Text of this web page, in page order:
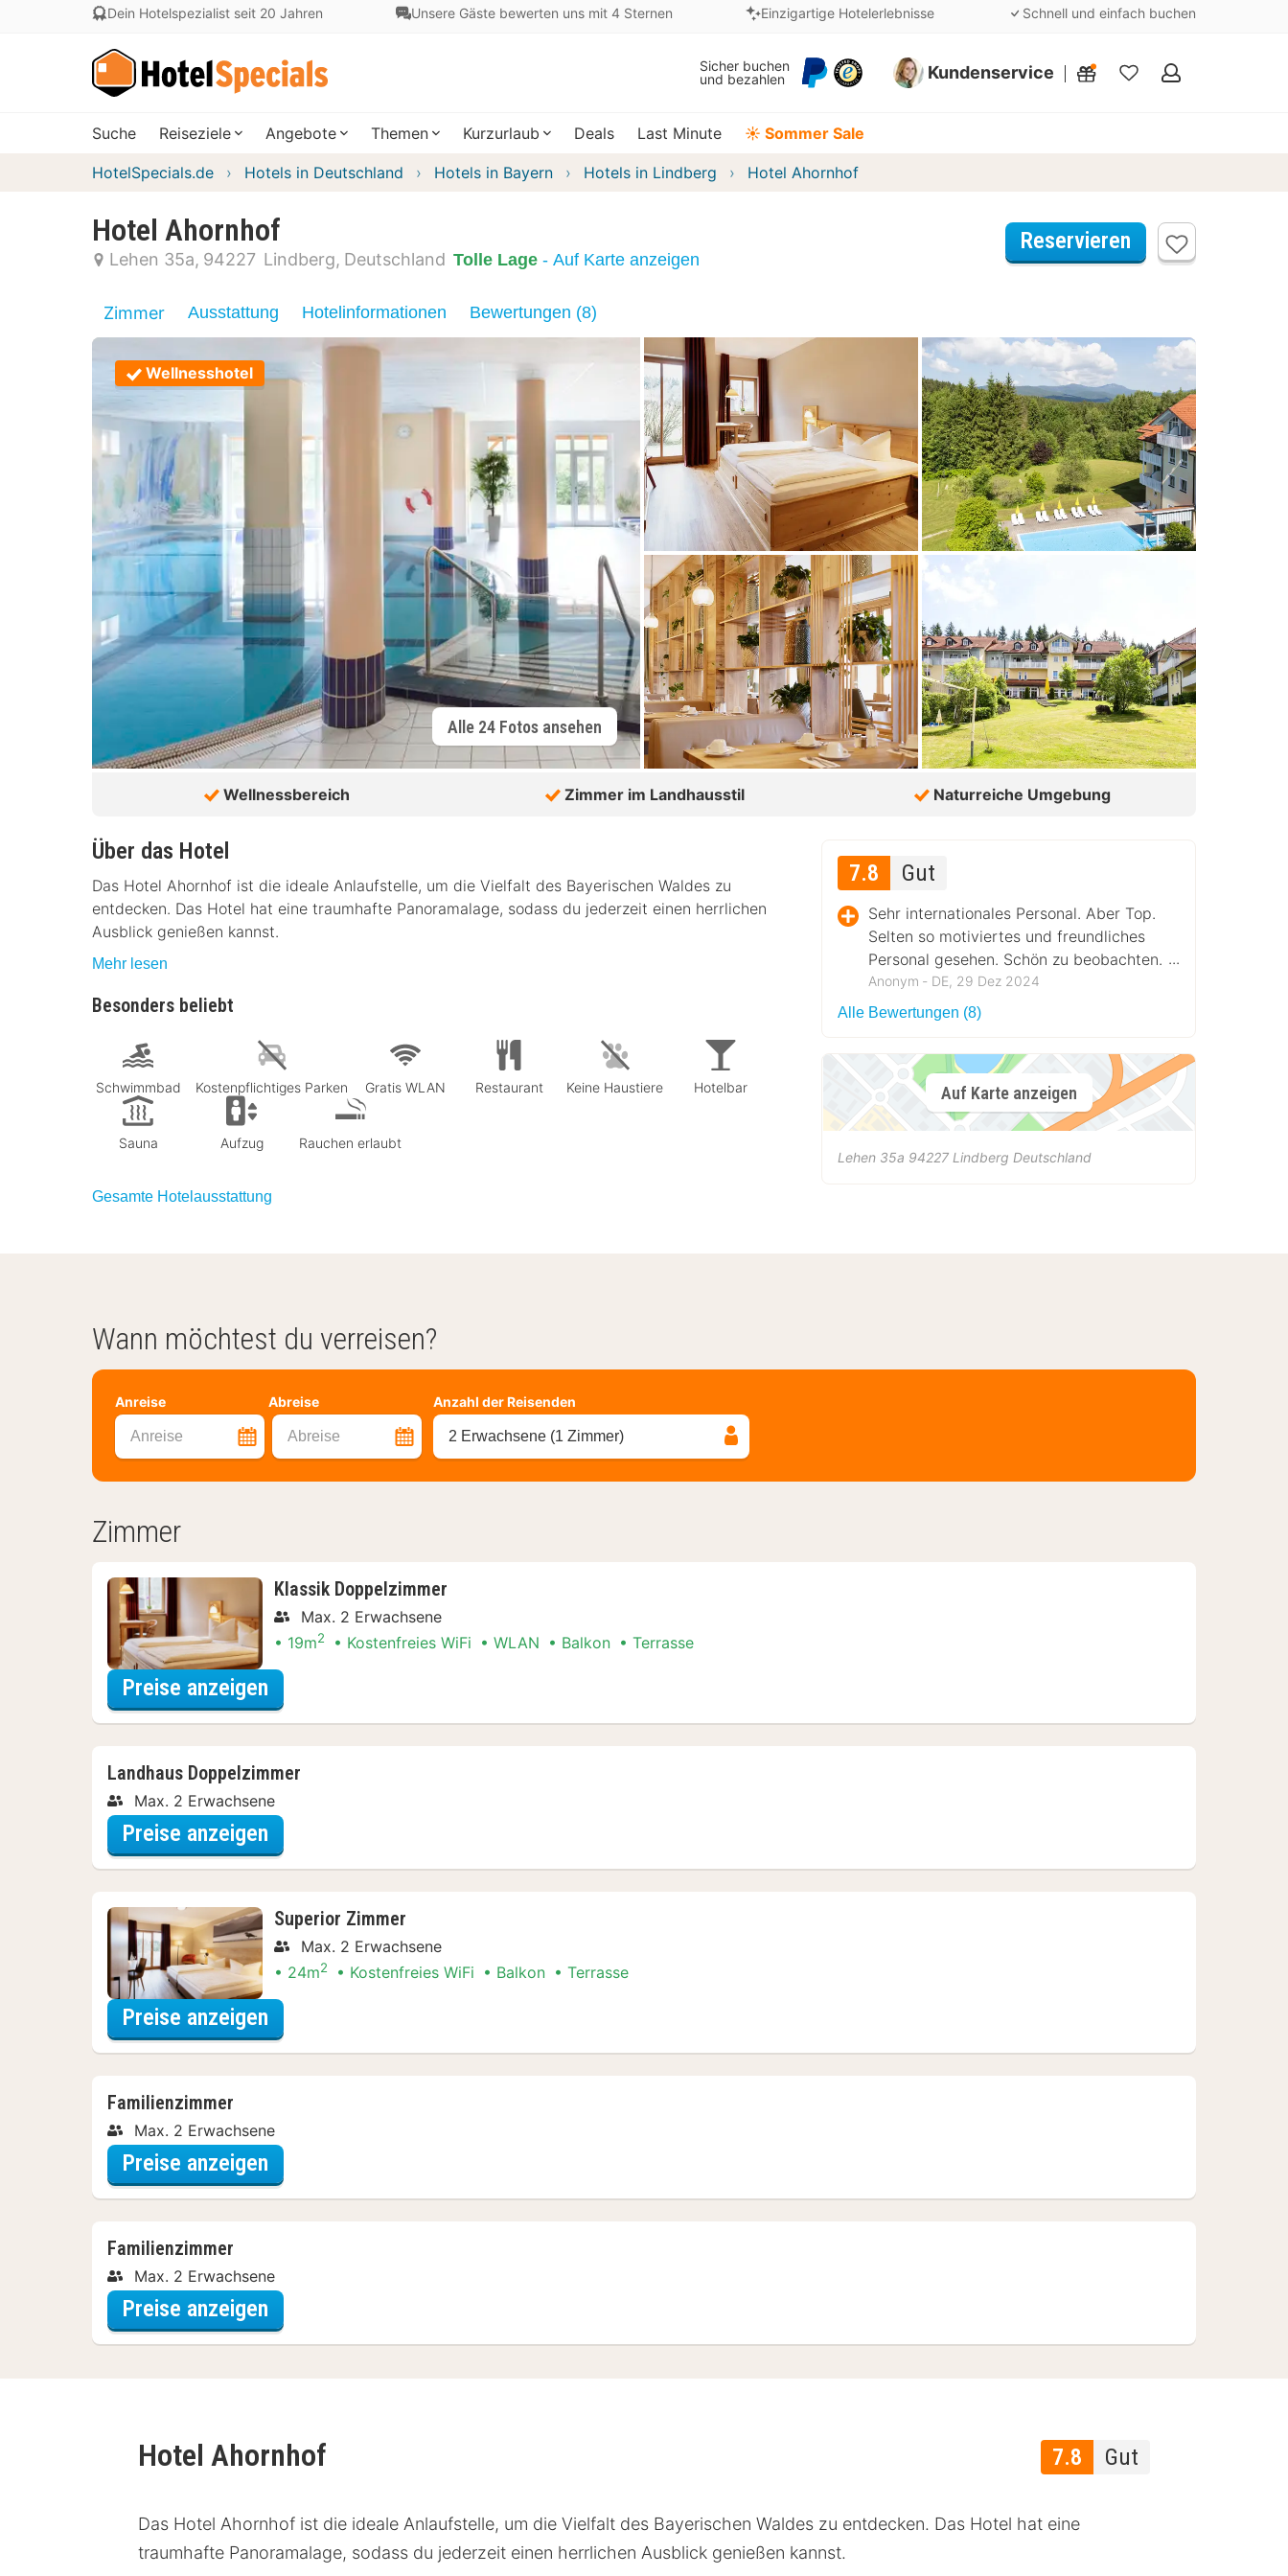
Dein Hotelspezialist seit 20 Jahren Unsere Gäste bewerten uns mit 4 Sternen Einzigartige Hotelerlebnisse Schnell und einfach buchen
Sicher buchen
und bezahlen
Kundenservice
Meine
Suche Reiseziele Angebote Themen Kurzurlaub Deals Last Minute ☀️ Sommer Sale
HotelSpecials.de Hotels in Deutschland Hotels in Bayern Hotels in Lindberg Hotel Ahornhof
Hotel Ahornhof
Lehen 35a 94227 Lindberg Deutschland Tolle Lage - Auf Karte anzeigen
Reservieren
Zimmer Ausstattung Hotelinformationen Bewertungen (8)
Wellnesshotel
Alle 24 Fotos ansehen
Wellnessbereich Zimmer im Landhausstil Naturreiche Umgebung
Über das Hotel
Das Hotel Ahornhof ist die ideale Anlaufstelle, um die Vielfalt des Bayerischen Waldes zu
entdecken. Das Hotel hat eine traumhafte Panoramalage, sodass du jederzeit einen herrlichen
Ausblick genießen kannst.
Mehr lesen
Besonders beliebt
Schwimmbad Kostenpflichtiges Parken Gratis WLAN Restaurant Keine Haustiere Hotelbar
Sauna Aufzug Rauchen erlaubt
Gesamte Hotelausstattung
7.8 Gut
Sehr internationales Personal. Aber Top.
Selten so motiviertes und freundliches
Personal gesehen. Schön zu beobachten.
Weiter so
Anonym ‐ DE, 29 Dez 2024
Alle Bewertungen (8)
Auf Karte anzeigen
Lehen 35a 94227 Lindberg Deutschland
Wann möchtest du verreisen?
Anreise Abreise
Anreise Abreise
Anzahl der Reisenden
2 Erwachsene (1 Zimmer)
Zimmer
Klassik Doppelzimmer
Max. 2 Erwachsene
19m2 Kostenfreies WiFi WLAN Balkon Terrasse
Preise anzeigen
Landhaus Doppelzimmer
Max. 2 Erwachsene
Preise anzeigen
Superior Zimmer
Max. 2 Erwachsene
24m2 Kostenfreies WiFi Balkon Terrasse
Preise anzeigen
Familienzimmer
Max. 2 Erwachsene
Preise anzeigen
Familienzimmer
Max. 2 Erwachsene
Preise anzeigen
7.8 Gut
Hotel Ahornhof
Das Hotel Ahornhof ist die ideale Anlaufstelle, um die Vielfalt des Bayerischen Waldes zu entdecken. Das Hotel hat eine
traumhafte Panoramalage, sodass du jederzeit einen herrlichen Ausblick genießen kannst.